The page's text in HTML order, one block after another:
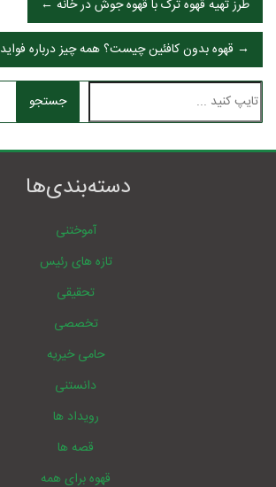
← طرز تهیه قهوه ترک با قهوه جوش در خانه
قهوه بدون کافئین چیست؟ همه چیز درباره فواید و روش تولید آن →
جستجو
دسته‌بندی‌ها
آموختنی
تازه های رئیس
تحقیقی
تخصصی
حامی خیریه
دانستنی
رویداد ها
قصه ها
قهوه برای همه